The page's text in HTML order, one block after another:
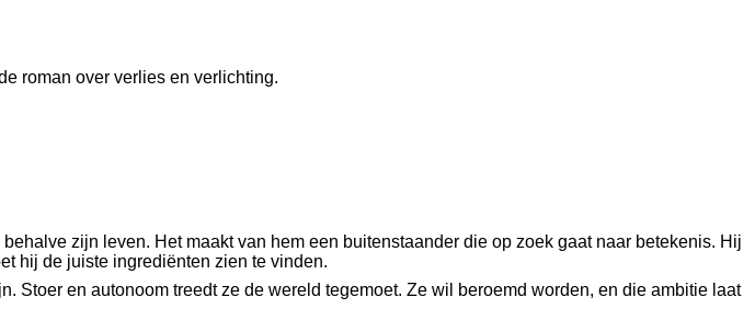
roman over verlies en verlichting.
zijn leven. Het maakt van hem een buitenstaander die op zoek gaat naar betekenis. Hij
hij de juiste ingrediënten zien te vinden.
Stoer en autonoom treedt ze de wereld tegemoet. Ze wil beroemd worden, en die ambitie laat